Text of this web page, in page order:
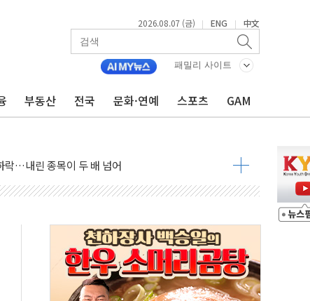
2026.08.07 (금) | ENG | 中文
패밀리 사이트
부동산 전국 문화·연예 스포츠 GAM
단장 항소심도 징역 3년
첫 2000억원 돌파
여행적금 완판
업 재개...장바구니에 홈플러스 담아달라" 호소
금융지주 포용금융 조직개편 신호탄